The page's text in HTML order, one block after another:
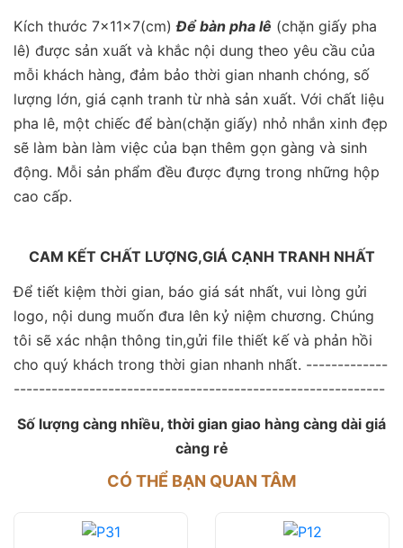
Kích thước 7x11x7(cm)Để bàn pha lê (chặn giấy pha
lê) được sản xuất và khắc nội dung theo yêu cầu của
mỗi khách hàng, đảm bảo thời gian nhanh chóng, số
lượng lớn, giá cạnh tranh từ nhà sản xuất. Với chất liệu
pha lê, một chiếc để bàn(chặn giấy) nhỏ nhắn xinh đẹp
sẽ làm bàn làm việc của bạn thêm gọn gàng và sinh
động. Mỗi sản phẩm đều được đựng trong những hộp
cao cấp.
CAM KẾT CHẤT LƯỢNG,GIÁ CẠNH TRANH NHẤT
Để tiết kiệm thời gian, báo giá sát nhất, vui lòng gửi
logo, nội dung muốn đưa lên kỷ niệm chương. Chúng
tôi sẽ xác nhận thông tin,gửi file thiết kế và phản hồi
cho quý khách trong thời gian nhanh nhất. -------------
-----------------------------------------------------------
Số lượng càng nhiều, thời gian giao hàng càng dài giá
càng rẻ
CÓ THỂ BẠN QUAN TÂM